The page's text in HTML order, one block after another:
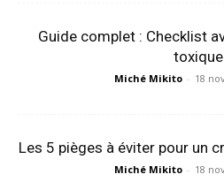
Guide complet : Checklist
toxique
Miché Mikito - 18
Les 5 pièges à éviter pour un
Miché Mikito - 18